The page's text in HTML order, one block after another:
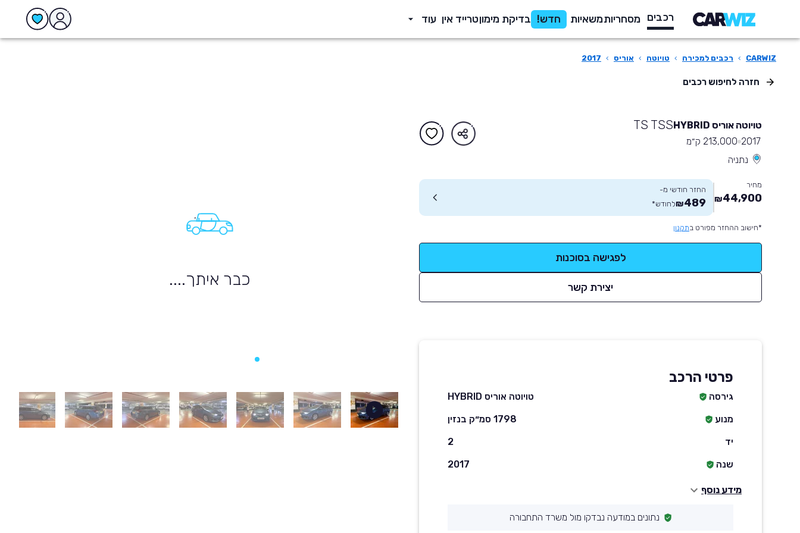
רכבים מסחריותמשאיות חדש! בדיקת מימוןטרייד אין עוד
CARWIZ
› רכבים למכירה › טויוטה › אוריס ›
2017
חזרה לחיפוש רכבים
טויוטה אוריס HYBRID TS TSS
2017 213,000 ק״מ
נתניה
מחיר
44,900
₪
החזר חודשי מ-
489
₪לחודש*
*חישוב ההחזר מפורט בתקנון
לפגישה בסוכנות
יצירת קשר
פרטי הרכב
גירסה
טויוטה אוריס HYBRID
מנוע
1798 סמ״ק בנזין
יד
2
שנה
2017
מידע נוסף
נתונים במודעה נבדקו מול משרד התחבורה
כבר איתך....